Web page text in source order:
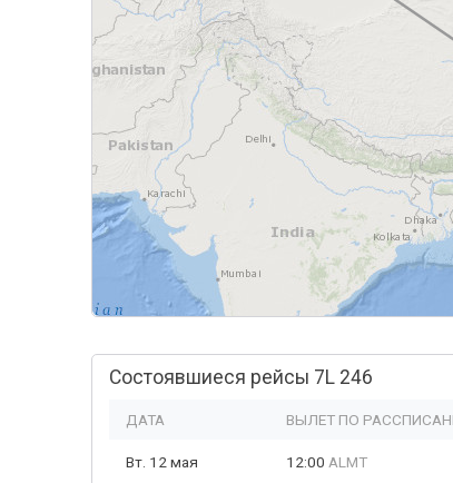
Состоявшиеся рейсы 7L 246
ДАТА ВЫЛЕТ ПО
Вт. 12 мая 12:00 ALMT